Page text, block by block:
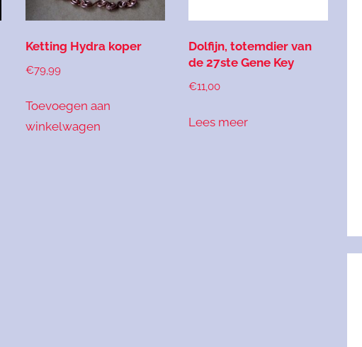
Ketting Hydra koper
€79,99
Toevoegen aan
winkelwagen
Dolfijn, totemdier van
de 27ste Gene Key
€11,00
Lees meer